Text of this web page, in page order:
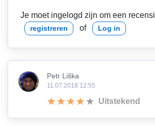
Je moet ingelogd zijn om een
registreren of Log in
Petr Liška
11.07.2018 12:55
Uitstekend